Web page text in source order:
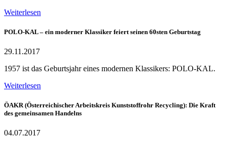
Weiterlesen
POLO-KAL – ein moderner Klassiker feiert seinen 60sten Geburtstag
29.11.2017
1957 ist das Geburtsjahr eines modernen Klassikers: POLO-KAL.
Weiterlesen
ÖAKR (Österreichischer Arbeitskreis Kunststoffrohr Recycling): Die Kraft
des gemeinsamen Handelns
04.07.2017